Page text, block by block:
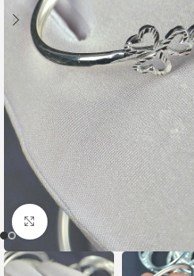
Nhấp để phóng to